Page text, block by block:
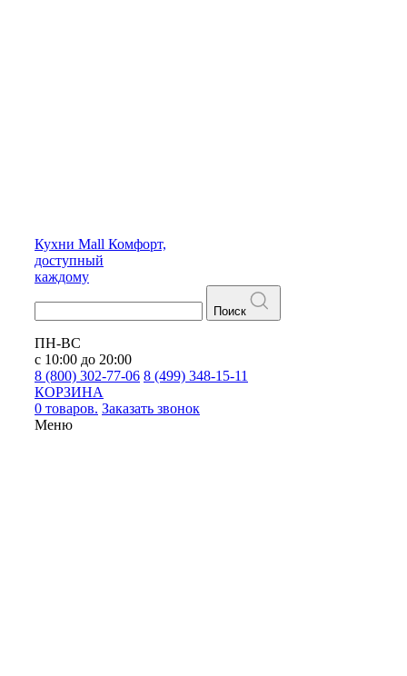
Кухни Mall Комфорт,
доступный
каждому
Поиск
ПН-ВС
с 10:00 до 20:00
8 (800) 302-77-06 8 (499) 348-15-11
КОРЗИНА
0 товаров. Заказать звонок
Меню